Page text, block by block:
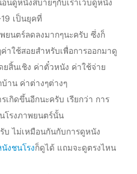
นดูหนังสบายๆกับเราเว็บดูหนัง
เป็นยุคที่
ยนตร์ลดลงมากๆนะครับ ซึ่งก็
าใช้สอยสำหรับเพื่อการออกมาดู
สิ้นเชิง ค่าตั๋วหนัง ค่าใช้จ่าย
าน ค่าต่างๆต่างๆ
เกิดขึ้นอีกนะครับ เรียกว่า การ
โรงภาพยนตร์นั้น
บ ไม่เหมือนกันกับการดูหนัง
งชนโรงก็ดูได้ แถมจะดูตรงไหน